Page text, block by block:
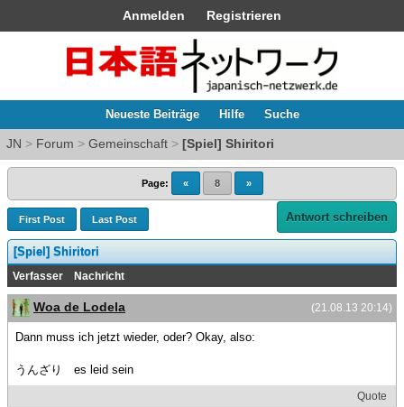
Anmelden Registrieren
Neueste Beiträge Hilfe Suche
JN > Forum > Gemeinschaft > [Spiel] Shiritori
Page: « 8 »
First Post Last Post Antwort schreiben
[Spiel] Shiritori
Verfasser Nachricht
(21.08.13 20:14)
Woa de Lodela
Dann muss ich jetzt wieder, oder? Okay, also:
うんざり es leid sein
Quote